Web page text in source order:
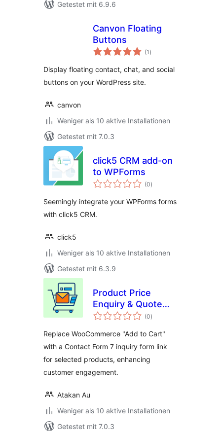
Getestet mit 6.9.6
Canvon Floating
Buttons
(1 Bewertungen
gesamt
)
Display floating contact, chat, and social
buttons on your WordPress site.
canvon
Weniger als 10 aktive Installationen
Getestet mit 7.0.3
click5 CRM add-on
to WPForms
(0Bewertungen
gesamt
)
Seemingly integrate your WPForms forms
with click5 CRM.
click5
Weniger als 10 aktive Installationen
Getestet mit 6.3.9
Product Price
Enquiry & Quote
Request Contact
WooCommerce
(0Bewertungen
gesamt
)
Replace WooCommerce "Add to Cart"
with a Contact Form 7 inquiry form link
for selected products, enhancing
customer engagement.
Atakan Au
Weniger als 10 aktive Installationen
Getestet mit 7.0.3